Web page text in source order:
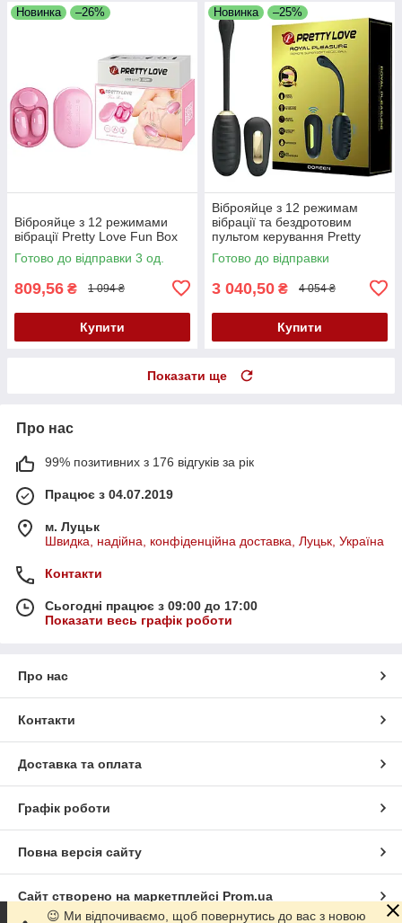
Новинка –26%
Віброяйце з 12 режимами
вібрації Pretty Love Fun Box
Готово до відправки 3 од.
809,56 ₴ 1 094 ₴
Купити
Новинка –25%
Віброяйце з 12 режимам
вібрації та бездротовим
пультом керування Pretty
Love Doreen Black
Готово до відправки
3 040,50 ₴ 4 054 ₴
Купити
Показати ще
Про нас
99% позитивних з 176 відгуків за рік
Працює з 04.07.2019
м. Луцьк
Швидка, надійна, конфіденційна доставка, Луцьк, Україна
Контакти
Сьогодні працює з 09:00 до 17:00
Показати весь графік роботи
Про нас
Контакти
Доставка та оплата
Графік роботи
Повна версія сайту
Сайт створено на маркетплейсі Prom.ua
😉 Ми відпочиваємо, щоб повернутись до вас з новою